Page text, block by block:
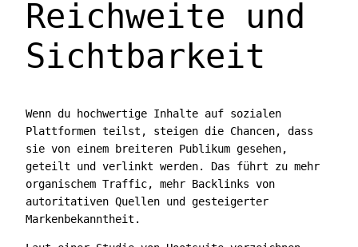
Reichweite und
Sichtbarkeit
Wenn du hochwertige Inhalte auf sozialen
Plattformen teilst, steigen die Chancen, dass
sie von einem breiteren Publikum gesehen,
geteilt und verlinkt werden. Das führt zu mehr
organischem Traffic, mehr Backlinks von
autoritativen Quellen und gesteigerter
Markenbekanntheit.